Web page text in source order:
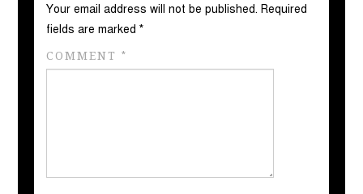
Your email address will not be published. Required
fields are marked*
COMMENT*